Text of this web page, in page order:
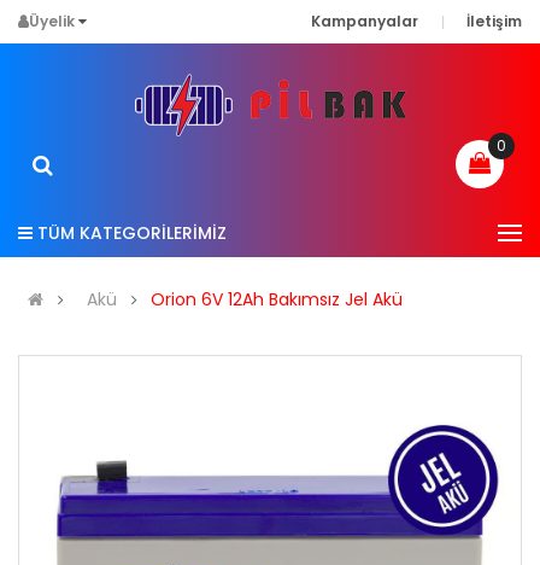
Üyelik Kampanyalar İletişim
0
TÜM KATEGORİLERİMİZ
Akü Orion 6V 12Ah Bakımsız Jel Akü